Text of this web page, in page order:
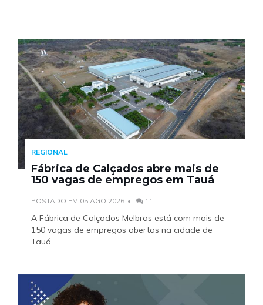
REGIONAL
Fábrica de Calçados abre mais de
150 vagas de empregos em Tauá
POSTADO EM 05 AGO 2026 11
A Fábrica de Calçados Melbros está com mais de
150 vagas de empregos abertas na cidade de
Tauá.